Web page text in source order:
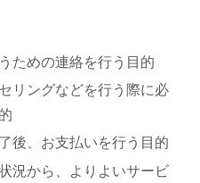
ための連絡を行う目的
リングなどを行う際に必
後、お支払いを行う目的
況から、よりよいサービ